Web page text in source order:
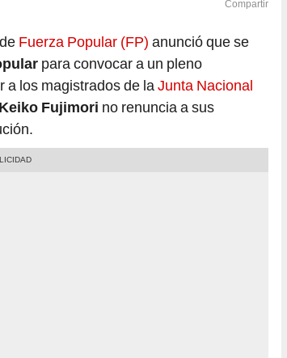
para convocar a un pleno
a los magistrados de laJunta Nacional
Fujimorino renuncia a sus